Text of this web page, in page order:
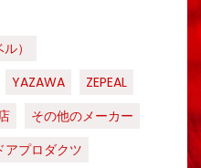
）
YAZAWA
ZEPEAL
その他のメーカー
アプロダクツ